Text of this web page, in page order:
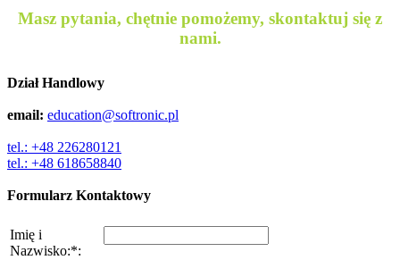
Masz pytania, chętnie pomożemy, skontaktuj się z
nami.
Dział Handlowy
email: education@softronic.pl
tel.: +48 226280121
tel.: +48 618658840
Formularz Kontaktowy
Imię i
Nazwisko:*: